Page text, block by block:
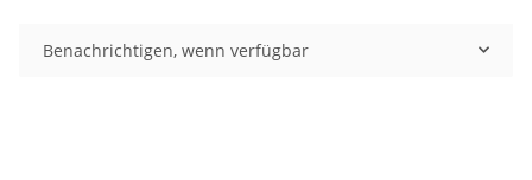
Benachrichtigen, wenn verfügbar